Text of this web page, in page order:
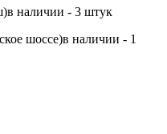
в наличии - 3 штук
шоссе)в наличии - 1